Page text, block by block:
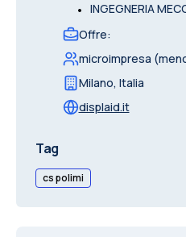
• INGEGNERIA
Offre:
microimpresa
Milano, Italia
displaid.it
Tag
cs polimi